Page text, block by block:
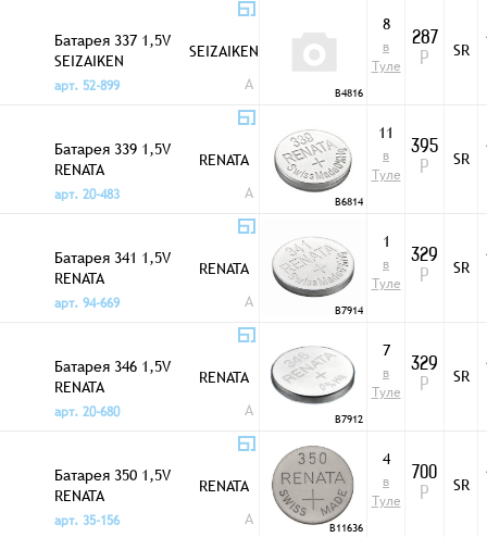
Батарея 337 1,5V
SEIZAIKEN
SEIZAIKEN
арт. 52-899
A B4816
8
в
Туле
287
Р
SR
Батарея 339 1,5V
RENATA
RENATA
арт. 20-483
A B6814
11
в
Туле
395
Р
SR
Батарея 341 1,5V
RENATA
RENATA
арт. 94-669
A B7914
1
в
Туле
329
Р
SR
Батарея 346 1,5V
RENATA
RENATA
арт. 20-680
A B7912
7
в
Туле
329
Р
SR
Батарея 350 1,5V
RENATA
RENATA
арт. 35-156
A B11636
4
в
Туле
700
Р
SR